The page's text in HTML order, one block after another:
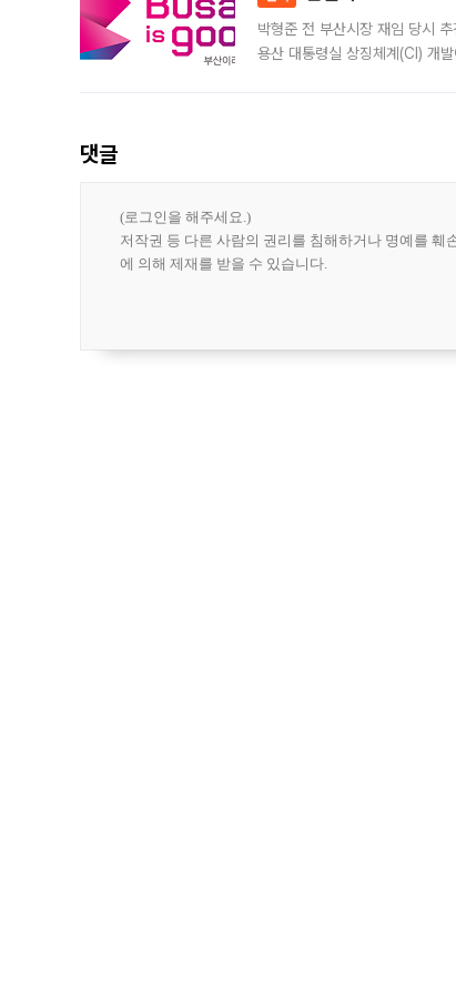
박형준 전 부산시장 재임 당시
용산 대통령실 상징체계(CI) 개
댓글